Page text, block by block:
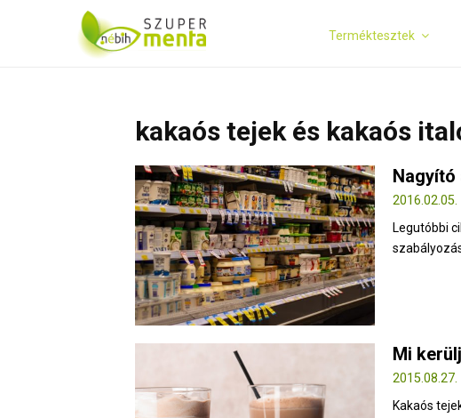
Terméktesztek
kakaós tejek és kakaós
Nagyító
2016.02.05.
Legutóbbi
Mi
2015.08.27.
Kakaós